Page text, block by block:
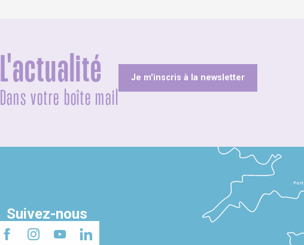
L'actualité
Dans votre boîte mail
Je m'inscris à la newsletter
Suivez-nous